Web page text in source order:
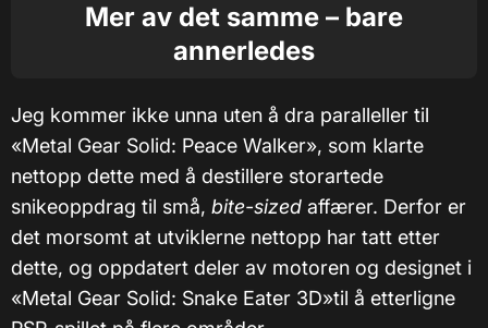
Mer av det samme – bare
annerledes
Jeg kommer ikke unna uten å dra paralleller til
«Metal Gear Solid: Peace Walker», som klarte
nettopp dette med å destillere storartede
snikeoppdrag til små, bite-sized affærer. Derfor er
det morsomt at utviklerne nettopp har tatt etter
dette, og oppdatert deler av motoren og designet i
«Metal Gear Solid: Snake Eater 3D»til å etterligne